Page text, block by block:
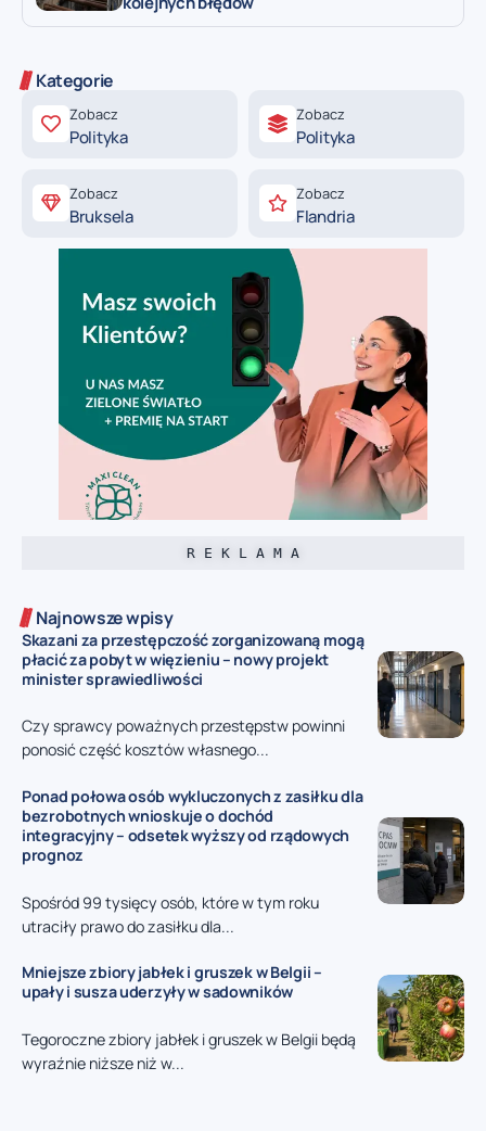
Kategorie
Zobacz
Polityka
Zobacz
Polityka
Zobacz
Bruksela
Zobacz
Flandria
R E K L A M A
Najnowsze wpisy
Skazani za przestępczość zorganizowaną mogą
płacić za pobyt w więzieniu – nowy projekt
minister sprawiedliwości
Czy sprawcy poważnych przestępstw powinni
ponosić część kosztów własnego...
Ponad połowa osób wykluczonych z zasiłku dla
bezrobotnych wnioskuje o dochód
integracyjny – odsetek wyższy od rządowych
prognoz
Spośród 99 tysięcy osób, które w tym roku
utraciły prawo do zasiłku dla...
Mniejsze zbiory jabłek i gruszek w Belgii –
upały i susza uderzyły w sadowników
Tegoroczne zbiory jabłek i gruszek w Belgii będą
wyraźnie niższe niż w...